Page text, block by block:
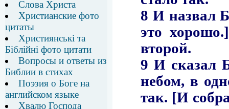
Слова Христа
Христианские фото
цитаты
Християнські та
Біблійні фото цитати
Вопросы и ответы из
Библии в стихах
Поэзия о Боге на
английском языке
Хвалю Господа